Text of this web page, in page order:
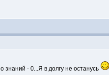
знаний - 0...Я в долгу не останусь